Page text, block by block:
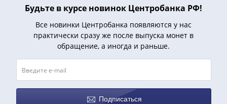
Будьте в курсе новинок Центробанка РФ!
Все новинки Центробанка появляются у нас
практически сразу же после выпуска монет в
обращение, а иногда и раньше.
Подписаться